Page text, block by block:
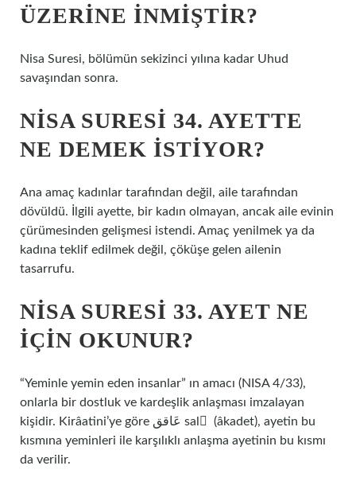
ÜZERINE INMIŞTIR?
Nisa Suresi, bölümün sekizinci yılına kadar Uhud
savaşından sonra.
NISA SURESI 34. AYETTE
NE DEMEK ISTIYOR?
Ana amaç kadınlar tarafından değil, aile tarafından
dövüldü. İlgili ayette, bir kadın olmayan, ancak aile evinin
çürümesinden gelişmesi istendi. Amaç yenilmek ya da
kadına teklif edilmek değil, çöküşe gelen ailenin
tasarrufu.
NISA SURESI 33. AYET NE
IÇIN OKUNUR?
“Yeminle yemin eden insanlar” ın amacı (NISA 4/33),
onlarla bir dostluk ve kardeşlik anlaşması imzalayan
kişidir. Kirâatini’ye göre عَاقق sal ْ (âkadet), ayetin bu
kısmına yeminleri ile karşılıklı anlaşma ayetinin bu kısmı
da verilir.